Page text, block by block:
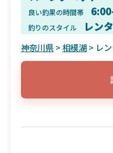
良い釣果の時間帯
釣りのスタイル レン
神奈川県>相模湖> レン